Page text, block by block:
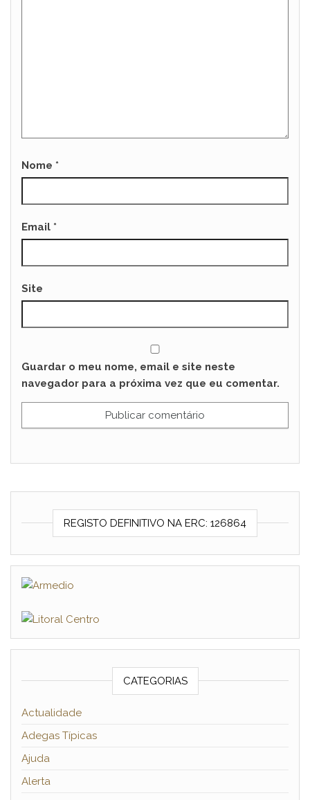
Nome *
Email *
Site
Guardar o meu nome, email e site neste
navegador para a próxima vez que eu comentar.
REGISTO DEFINITIVO NA ERC: 126864
CATEGORIAS
Actualidade
Adegas Típicas
Ajuda
Alerta